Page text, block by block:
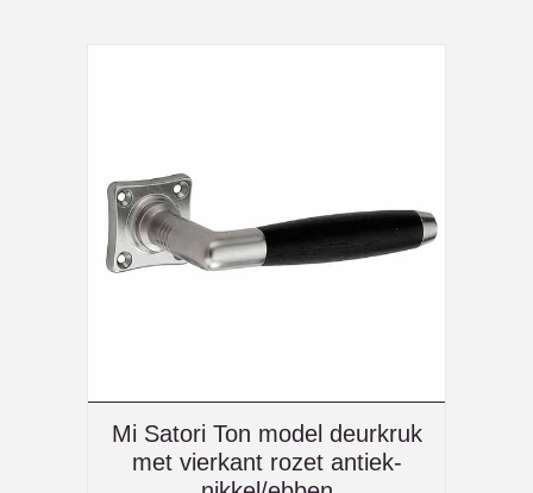
Mi Satori Ton model deurkruk
met vierkant rozet antiek-